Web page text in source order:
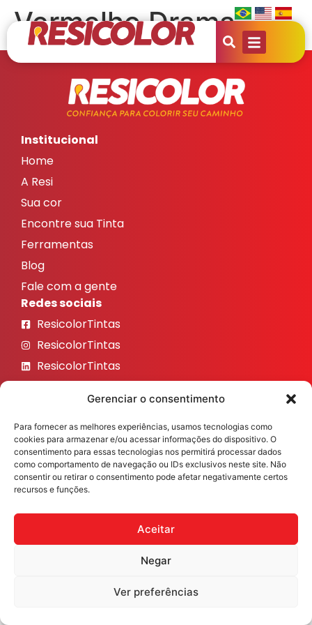
Gerenciar o consentimento
Para fornecer as melhores experiências, usamos tecnologias como
cookies para armazenar e/ou acessar informações do dispositivo. O
consentimento para essas tecnologias nos permitirá processar dados
como comportamento de navegação ou IDs exclusivos neste site. Não
consentir ou retirar o consentimento pode afetar negativamente certos
recursos e funções.
Aceitar
Negar
Ver preferências
Vermelho Drama
Institucional
Home
A Resi
Sua cor
Encontre sua Tinta
Ferramentas
Blog
Fale com a gente
Redes sociais
ResicolorTintas
ResicolorTintas
ResicolorTintas
ResicolorTintas
ResicolorTintas
Veja nosso Instagram
Desenvolvido porFast Digital 360